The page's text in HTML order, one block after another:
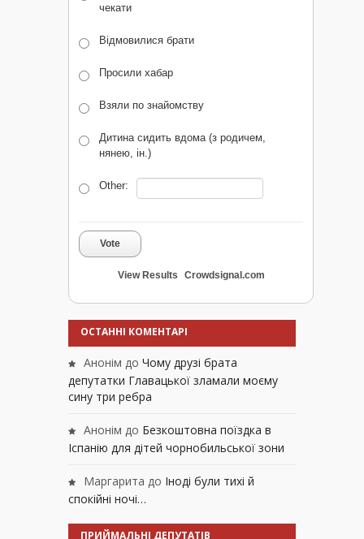
чекати
Відмовилися брати
Просили хабар
Взяли по знайомству
Дитина сидить вдома (з родичем,
нянею, ін.)
Other:
Vote
View Results Crowdsignal.com
ОСТАННІ КОМЕНТАРІ
Анонім до Чому друзі брата
депутатки Главацької зламали моєму
сину три ребра
Анонім до Безкоштовна поїздка в
Іспанію для дітей чорнобильської зони
Маргарита до Іноді були тихі й
спокійні ночі…
ПРИЙМАЛЬНІ ДЕПУТАТІВ